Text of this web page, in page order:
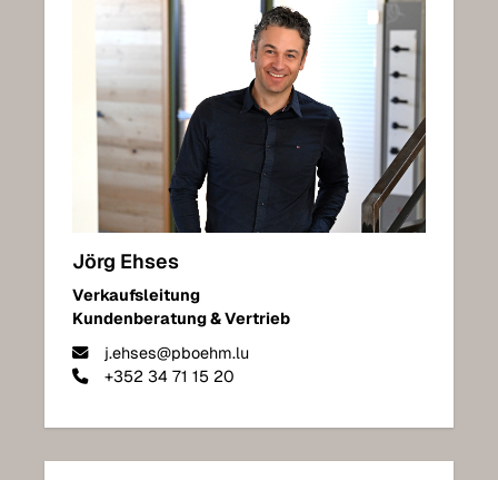
Jörg Ehses
Verkaufsleitung
Kundenberatung & Vertrieb
j.ehses@pboehm.lu
+352 34 71 15 20